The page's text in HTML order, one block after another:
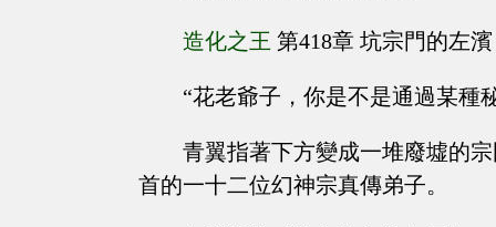
造化之王 第418章 坑宗門的左濱
“花老爺子，你是不是通過某種
青翼指著下方變成一堆廢墟的
首的一十二位幻神宗真傳弟子。